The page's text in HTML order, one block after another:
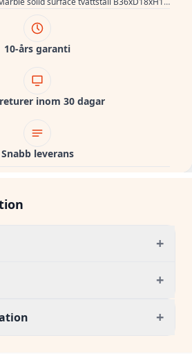
10-års garanti
inom 30 dagar
Snabb leverans
+
+
+